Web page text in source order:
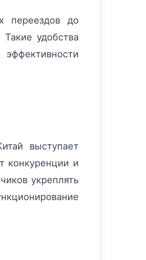
переездов до
удобства
выступает
конкуренции и
укреплять